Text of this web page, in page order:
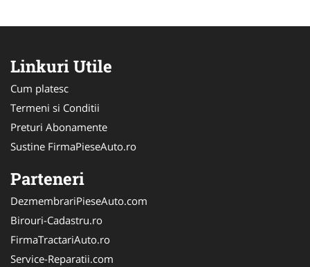
Linkuri Utile
Cum platesc
Termeni si Conditii
Preturi Abonamente
Sustine FirmaPieseAuto.ro
Parteneri
DezmembrariPieseAuto.com
Birouri-Cadastru.ro
FirmaTractariAuto.ro
Service-Reparatii.com